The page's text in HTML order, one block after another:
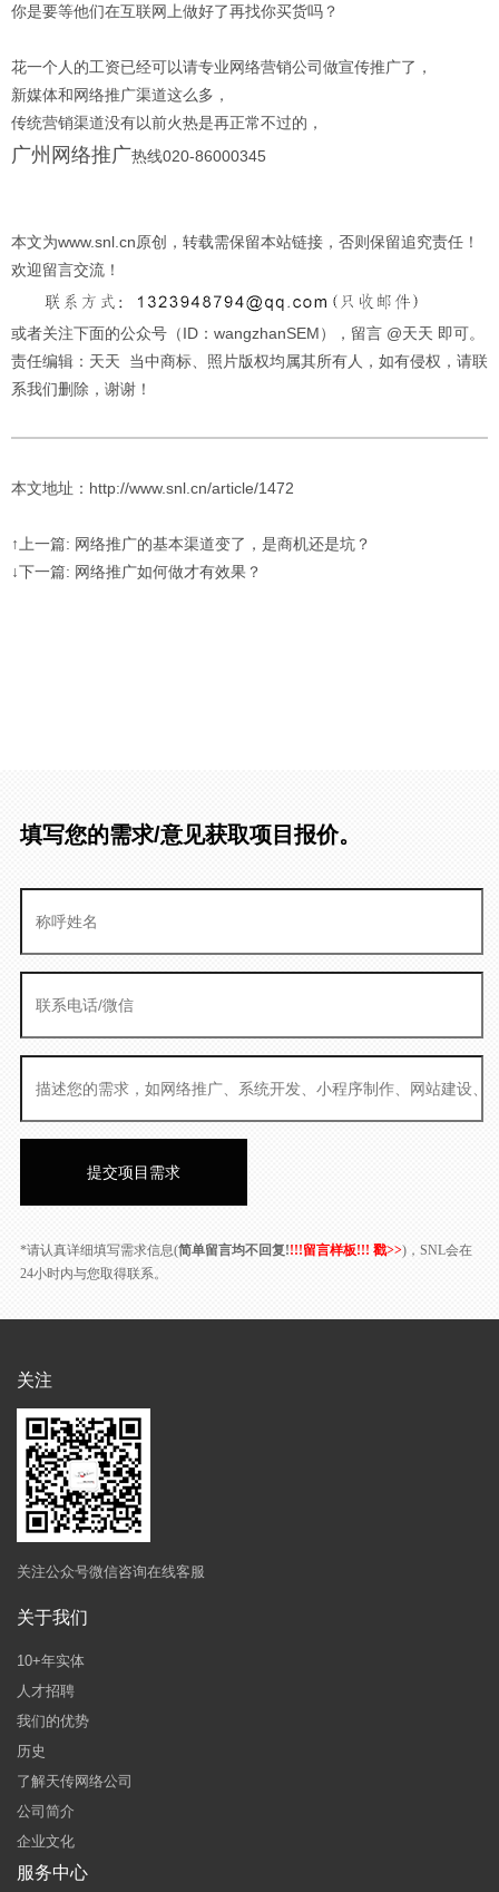
你是要等他们在互联网上做好了再找你买货吗？
花一个人的工资已经可以请专业网络营销公司做宣传推广了，
新媒体和网络推广渠道这么多，
传统营销渠道没有以前火热是再正常不过的，
广州网络推广热线020-86000345
本文为www.snl.cn原创，转载需保留本站链接，否则保留追究责任！
欢迎留言交流！
或者关注下面的公众号（ID：wangzhanSEM），留言 @天天 即可。
责任编辑：天天 当中商标、照片版权均属其所有人，如有侵权，请联
系我们删除，谢谢！
本文地址：http://www.snl.cn/article/1472
↑上一篇: 网络推广的基本渠道变了，是商机还是坑？
↓下一篇: 网络推广如何做才有效果？
填写您的需求/意见获取项目报价。
*请认真详细填写需求信息(简单留言均不回复!!!!留言样板!!! 戳>>)，SNL会在
24小时内与您取得联系。
关注
关注公众号微信咨询在线客服
关于我们
10+年实体
人才招聘
我们的优势
历史
了解天传网络公司
公司简介
企业文化
服务中心